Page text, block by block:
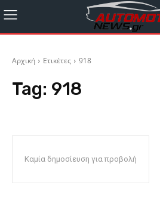
Αρχική Ετικέτες 918
Tag: 918
Καμία δημοσίευση για προβολή